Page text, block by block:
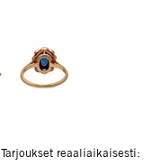
Tarjoukset reaaliaikaisesti: